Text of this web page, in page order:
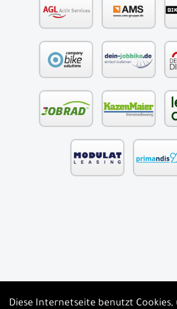
Diese Internetseite benutzt Cookies,